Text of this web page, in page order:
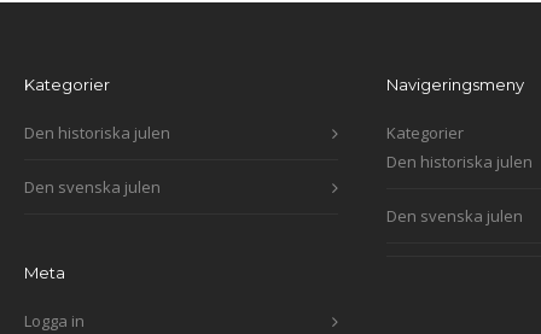
Kategorier
Den historiska julen
Den svenska julen
Meta
Logga in
Navigeringsmeny
Kategorier
Den historiska julen
Den svenska julen